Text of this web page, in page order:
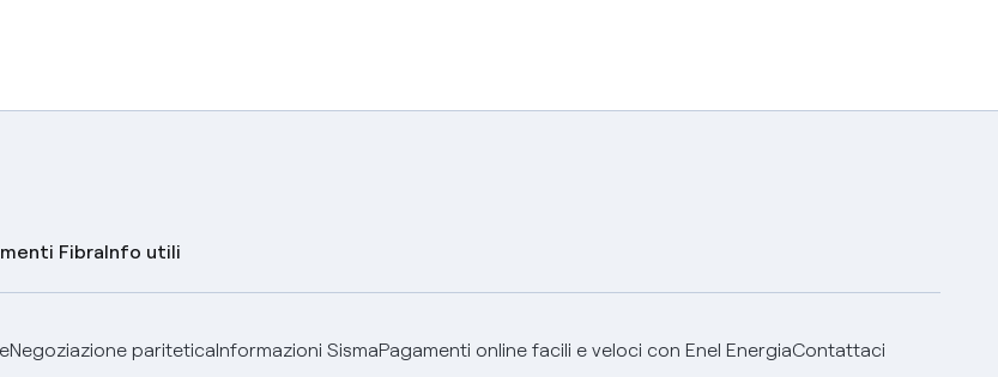
FibraInfo utili
Negoziazione pariteticaInformazioni SismaPagamenti online facili e veloci con Enel EnergiaContattaci